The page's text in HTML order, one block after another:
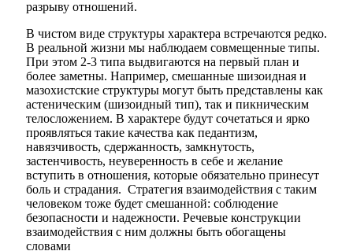
разрыву отношений.
В чистом виде структуры характера встречаются редко.
В реальной жизни мы наблюдаем совмещенные типы.
При этом 2-3 типа выдвигаются на первый план и
более заметны. Например, смешанные шизоидная и
мазохистские структуры могут быть представлены как
астеническим (шизоидный тип), так и пикническим
телосложением. В характере будут сочетаться и ярко
проявляться такие качества как педантизм,
навязчивость, сдержанность, замкнутость,
застенчивость, неуверенность в себе и желание
вступить в отношения, которые обязательно принесут
боль и страдания. Стратегия взаимодействия с таким
человеком тоже будет смешанной: соблюдение
безопасности и надежности. Речевые конструкции
взаимодействия с ним должны быть обогащены
словами